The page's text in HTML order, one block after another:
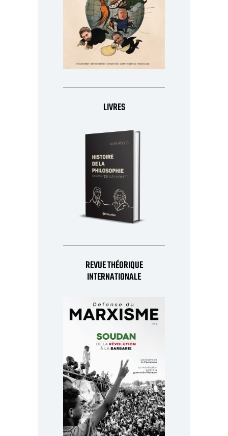
LIVRES
REVUE THÉORIQUE
INTERNATIONALE